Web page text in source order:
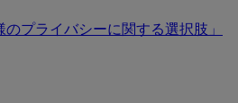
のプライバシーに関する選択肢」